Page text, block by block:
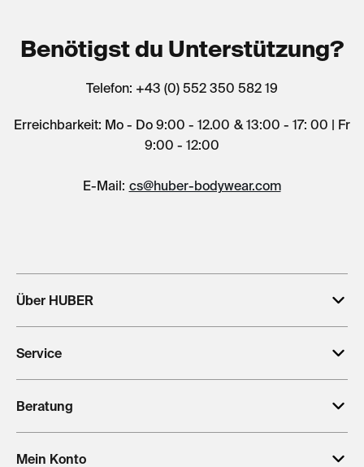
Benötigst du Unterstützung?
Telefon: +43 (0) 552 350 582 19
Erreichbarkeit: Mo - Do 9:00 - 12.00 & 13:00 - 17: 00 | Fr
9:00 - 12:00
E-Mail: cs@huber-bodywear.com
Über HUBER
Service
Beratung
Mein Konto